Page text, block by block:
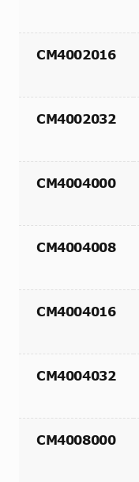
CM4002016
CM4002032
CM4004000
CM4004008
CM4004016
CM4004032
CM4008000